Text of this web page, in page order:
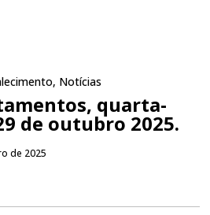
, Notícias
quarta-
de outubro 2025.
de 2025